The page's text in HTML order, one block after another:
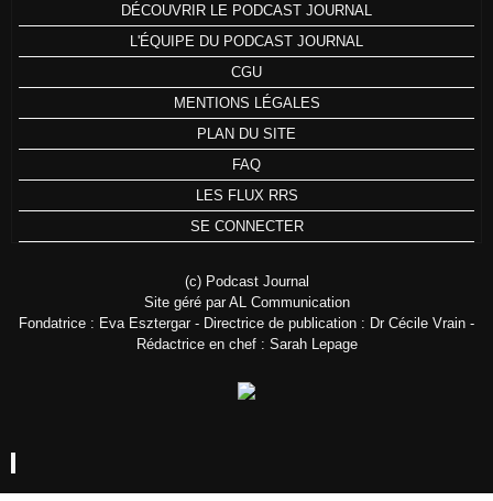
DÉCOUVRIR LE PODCAST JOURNAL
L'ÉQUIPE DU PODCAST JOURNAL
CGU
MENTIONS LÉGALES
PLAN DU SITE
FAQ
LES FLUX RRS
SE CONNECTER
(c) Podcast Journal
Site géré par AL Communication
Fondatrice : Eva Esztergar - Directrice de publication : Dr Cécile Vrain -
Rédactrice en chef : Sarah Lepage